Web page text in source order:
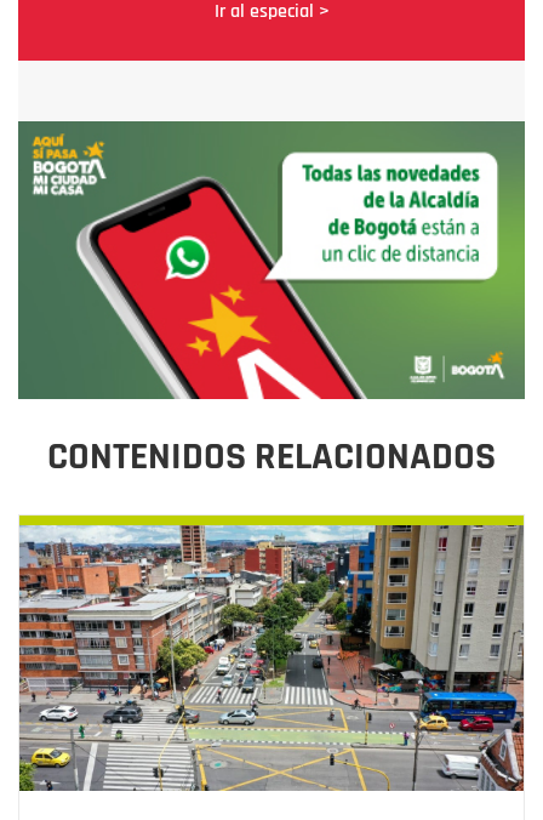
Ir al especial >
CONTENIDOS RELACIONADOS